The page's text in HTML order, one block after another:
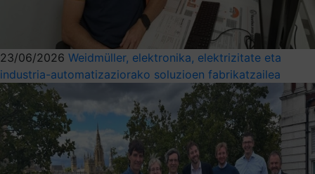
23/06/2026 Weidmüller, elektronika, elektrizitate eta
industria-automatizaziorako soluzioen fabrikatzailea